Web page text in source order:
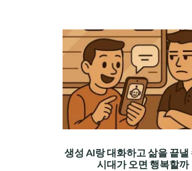
생성 AI랑 대화하고 삶을 끝낼
시대가 오면 행복할까